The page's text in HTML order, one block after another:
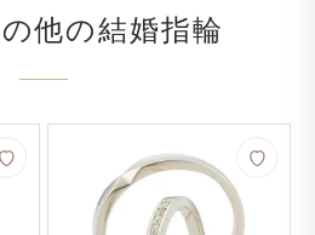
他の​結婚​指輪